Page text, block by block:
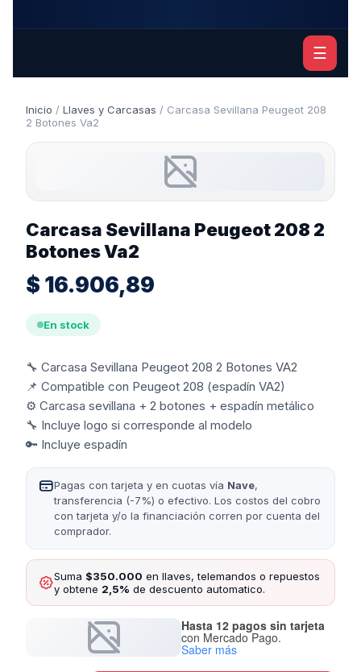
☰
Inicio / Llaves y Carcasas / Carcasa Sevillana Peugeot 208
2 Botones Va2
Carcasa Sevillana Peugeot 208 2
Botones Va2
$ 16.906,89
En stock
🔧 Carcasa Sevillana Peugeot 208 2 Botones VA2
📌 Compatible con Peugeot 208 (espadín VA2)
⚙️ Carcasa sevillana + 2 botones + espadín metálico
🔧 Incluye logo si corresponde al modelo
🔑 Incluye espadín
Pagas con tarjeta y en cuotas vía Nave,
transferencia (-7%) o efectivo. Los costos del cobro
con tarjeta y/o la financiación corren por cuenta del
comprador.
Suma $350.000 en llaves, telemandos o repuestos
y obtene 2,5% de descuento automatico.
Hasta 12 pagos sin tarjeta
con Mercado Pago.
Saber más